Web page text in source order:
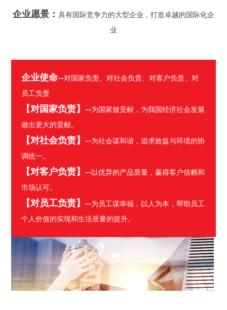
企业愿景： 具有国际竞争力的大型企业，打造卓越的国际化企
业
企业使命--对国家负责、对社会负责、对客户负责、对
员工负责
【对国家负责】--为国家做贡献，为我国经济社会发展
做出更大的贡献。
【对社会负责】--为社会谋和谐，追求效益与环境的协
调统一。
【对客户负责】--以优异的产品质量，赢得客户信赖和
市场认可。
【对员工负责】--为员工谋幸福，以人为本，帮助员工
个人价值的实现和生活质量的提升。